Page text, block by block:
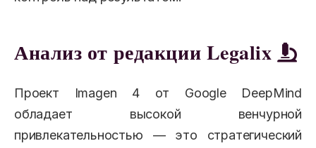
Анализ от редакции Legalix
Проект Imagen 4 от Google DeepMind
обладает высокой венчурной
привлекательностью — это стратегический